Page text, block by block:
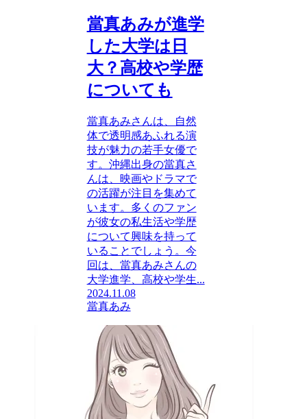
當真あみが進学
した大学は日
大？高校や学歴
についても
當真あみさんは、自然
体で透明感あふれる演
技が魅力の若手女優で
す。沖縄出身の當真さ
んは、映画やドラマで
の活躍が注目を集めて
います。多くのファン
が彼女の私生活や学歴
について興味を持って
いることでしょう。今
回は、當真あみさんの
大学進学、高校や学生...
2024.11.08
當真あみ